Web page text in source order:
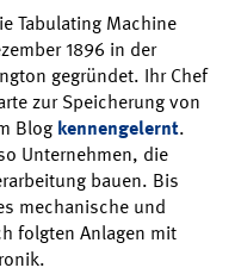
Tabulating Machine
1896 in der
gegründet. Ihr Chef
zur Speicherung von
Blog kennengelernt.
Unternehmen, die
bauen. Bis
mechanische und
folgten Anlagen mit